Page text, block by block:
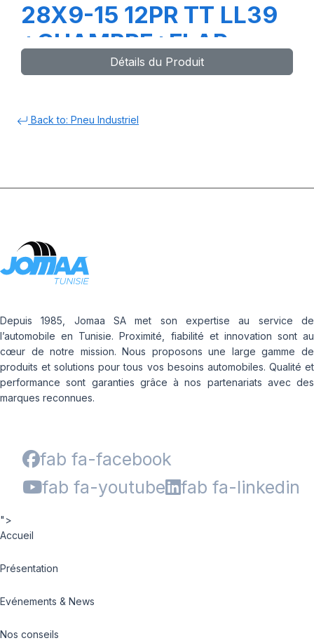
28X9-15 12PR TT LL39
+CHAMBRE+FLAP
Détails du Produit
Back to: Pneu Industriel
Depuis 1985, Jomaa SA met son expertise au service de
l’automobile en Tunisie. Proximité, fiabilité et innovation sont au
cœur de notre mission. Nous proposons une large gamme de
produits et solutions pour tous vos besoins automobiles. Qualité et
performance sont garanties grâce à nos partenariats avec des
marques reconnues.
fab fa-facebook
fab fa-youtube
fab fa-linkedin
">
Accueil
Présentation
Evénements & News
Nos conseils